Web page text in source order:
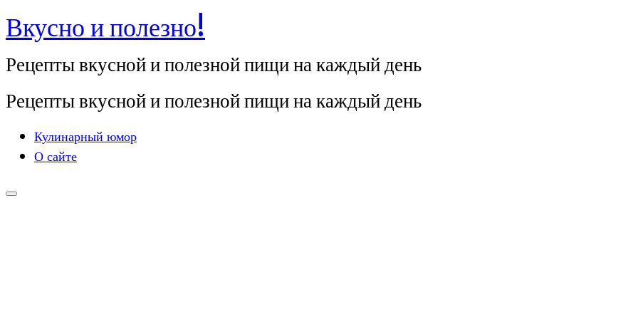
Перейти
содержимому
Вкусно и полезно!
Рецепты вкусной и полезной пищи на каждый день
Рецепты вкусной и полезной пищи на каждый день
Кулинарный юмор
О сайте